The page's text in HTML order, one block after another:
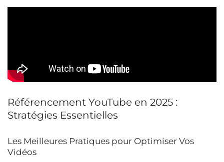
Référencement YouTube en 2025 :
Stratégies Essentielles
Les Meilleures Pratiques pour Optimiser Vos
Vidéos